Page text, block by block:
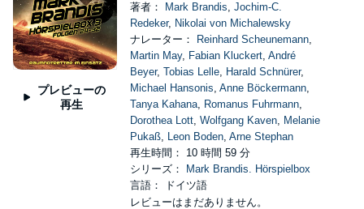
プレビューの
再生
著者： Mark Brandis, Jochim-C.
Redeker, Nikolai von Michalewsky
ナレーター：
Reinhard Scheunemann,
Martin May, Fabian Kluckert, André
Beyer, Tobias Lelle, Harald Schnürer,
Michael Hansonis, Anne Böckermann,
Tanya Kahana, Romanus Fuhrmann,
Dorothea Lott, Wolfgang Kaven, Melanie
Pukaß, Leon Boden, Arne Stephan
再生時間： 10 時間 59 分
シリーズ：
Mark Brandis. Hörspielbox
言語： ドイツ語
レビューはまだありません。